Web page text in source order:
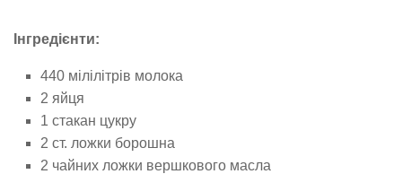
Інгредієнти:
440 мілілітрів молока
2 яйця
1 стакан цукру
2 ст. ложки борошна
2 чайних ложки вершкового масла